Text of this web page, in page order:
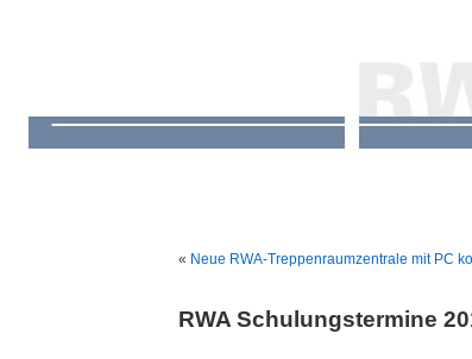
« Neue RWA-Treppenraumzentrale mit PC
RWA Schulungstermine